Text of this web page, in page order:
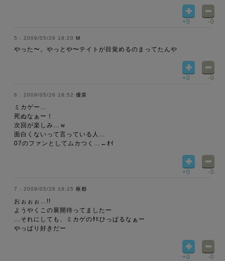
+0 -0
2009/05/26 18:20 M
やった〜。やっとや〜テイトが目覚めるのまってたんや
+0 -0
2009/05/26 18:52 優菜
ミカゲー…
死ぬなぁー！
次回が楽しみ…ｗ
面白くないって言っている人…
07のファンとしてムカつく…←ｵｲ
+0 -0
2009/05/26 19:25 枢都
おぉぉぉ…!!
ようやくこの展開待ってましたー
…それにしても、ミカゲのﾀﾋひっぱるなぁー
やっぱり好きだー
+0 -0